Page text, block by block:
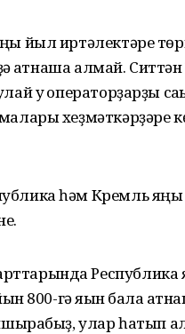
йыл иртәлектәре
ҡатнаша алмай.
уҡ операторҙарҙы
хеҙмәткәрҙәре
һәм Кремль
800-гә яҡын бала
улар һатып